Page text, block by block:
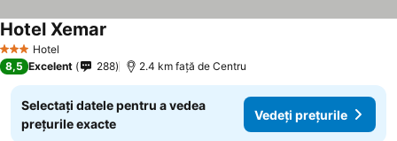
3 SteleHotel
Hotel Xemar
8,5 Excelent 288 2.4 km faţă de Centru
Selectați datele pentru a vedea
prețurile exacte
Vedeți prețurile